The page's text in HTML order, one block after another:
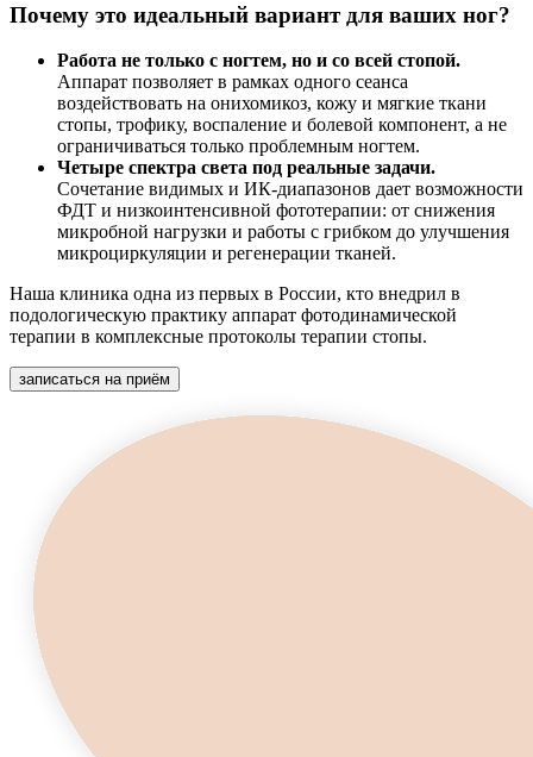
Почему это идеальный вариант для ваших ног?
Работа не только с ногтем, но и со всей стопой.
Аппарат позволяет в рамках одного сеанса
воздействовать на онихомикоз, кожу и мягкие ткани
стопы, трофику, воспаление и болевой компонент, а не
ограничиваться только проблемным ногтем.
Четыре спектра света под реальные задачи.
Сочетание видимых и ИК-диапазонов дает возможности
ФДТ и низкоинтенсивной фототерапии: от снижения
микробной нагрузки и работы с грибком до улучшения
микроциркуляции и регенерации тканей.
Наша клиника одна из первых в России, кто внедрил в
подологическую практику аппарат фотодинамической
терапии в комплексные протоколы терапии стопы.
записаться на приём